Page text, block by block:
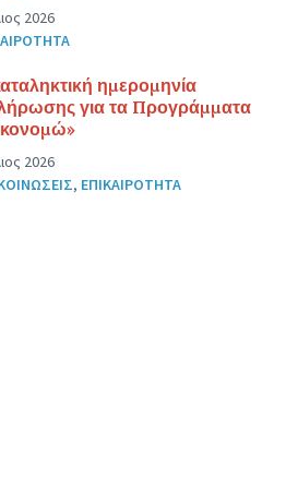
2026
ημερομηνία
για τα Προγράμματα
2026
, ΕΠΙΚΑΙΡΟΤΗΤΑ